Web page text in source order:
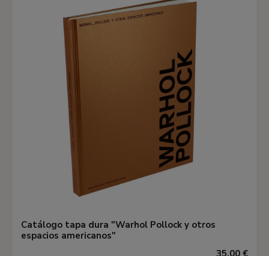
Catálogo tapa dura "Warhol Pollock y otros
espacios americanos"
35,00 €